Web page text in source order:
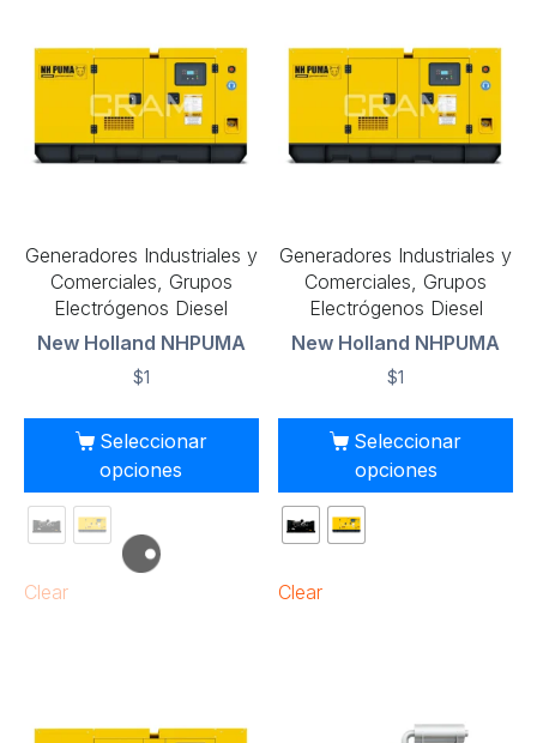
Generadores Industriales y
Comerciales, Grupos
Electrógenos Diesel
New Holland NHPUMA
$1
Seleccionar
opciones
Clear
Generadores Industriales y
Comerciales, Grupos
Electrógenos Diesel
New Holland NHPUMA
$1
Seleccionar
opciones
Clear